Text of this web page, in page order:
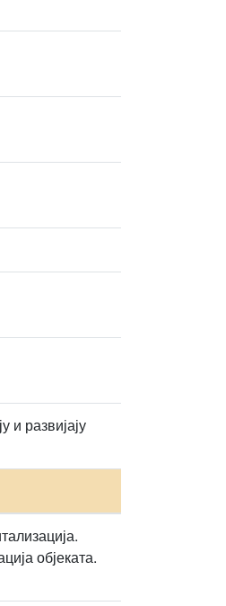
и развијају
објеката.